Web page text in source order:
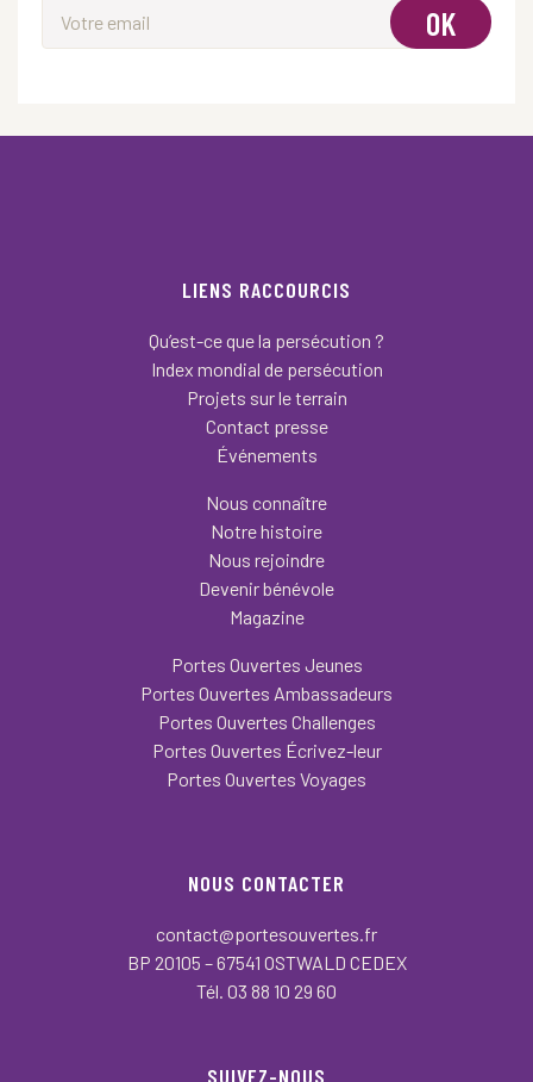
OK
LIENS RACCOURCIS
Qu’est-ce que la persécution ?
Index mondial de persécution
Projets sur le terrain
Contact presse
Événements
Nous connaître
Notre histoire
Nous rejoindre
Devenir bénévole
Magazine
Portes Ouvertes Jeunes
Portes Ouvertes Ambassadeurs
Portes Ouvertes Challenges
Portes Ouvertes Écrivez-leur
Portes Ouvertes Voyages
NOUS CONTACTER
contact@portesouvertes.fr
BP 20105 – 67541 OSTWALD CEDEX
Tél. 03 88 10 29 60
SUIVEZ-NOUS